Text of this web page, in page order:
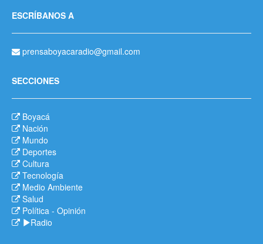
ESCRÍBANOS A
prensaboyacaradio@gmail.com
SECCIONES
Boyacá
Nación
Mundo
Deportes
Cultura
Tecnología
Medio Ambiente
Salud
Política - Opinión
Radio